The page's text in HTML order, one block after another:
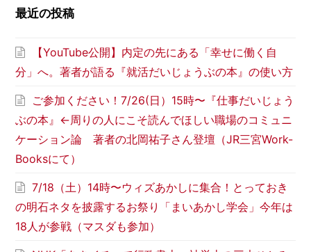
最近の投稿
【YouTube公開】内定の先にある「幸せに働く自
分」へ。著者が語る『就活だいじょうぶの本』の使い方
ご参加ください！7/26(日）15時〜『仕事だいじょう
ぶの本』←周りの人にこそ読んでほしい職場のコミュニ
ケーション論 著者の北岡祐子さん登壇（JR三宮Work-
Booksにて）
7/18（土）14時〜ウィズあかしに集合！とっておき
の明石ネタを披露するお祭り「まいあかし学会」今年は
18人が参戦（マスダも参加）